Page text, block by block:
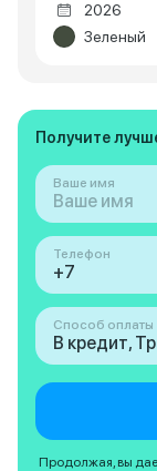
2026
Зеленый
Получите
Ваше имя
Телефон
Способ оплаты
В кредит,
Продолжая, вы